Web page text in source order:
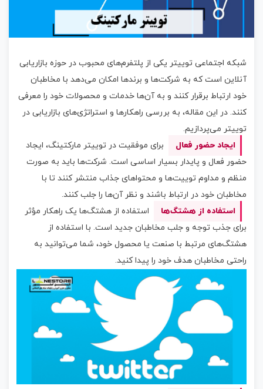
شبکه اجتماعی توییتر یکی از پلتفرم‌های محبوب در حوزه بازاریابی
آنلاین است که به شرکت‌ها و برندها امکان می‌دهد با مخاطبان
خود ارتباط برقرار کنند و به آن‌ها خدمات و محصولات خود را معرفی
کنند. در این مقاله، به بررسی راهکارها و استراتژی‌های بازاریابی در
توییتر می‌پردازیم.
ایجاد حضور فعال
برای موفقیت در توییتر مارکتینگ، ایجاد
حضور فعال و پایدار بسیار اساسی است. شرکت‌ها باید به صورت
منظم و مداوم توییت‌ها و محتواهای جذاب منتشر کنند تا با
مخاطبان خود در ارتباط باشند و نظر آن‌ها را جلب کنند.
استفاده از هشتگ‌ها
استفاده از هشتگ‌ها یک راهکار مؤثر
برای جذب توجه و جلب مخاطبان جدید است. با استفاده از
هشتگ‌های مرتبط با صنعت یا محصول خود، شما می‌توانید به
راحتی مخاطبان هدف خود را پیدا کنید.